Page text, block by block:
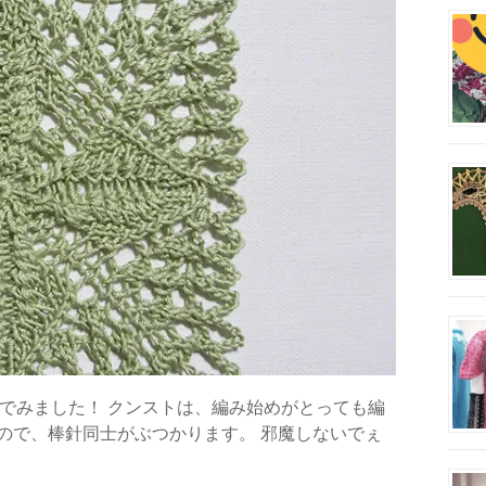
みました！ クンストは、編み始めがとっても編
、棒針同士がぶつかります。 邪魔しないでぇ